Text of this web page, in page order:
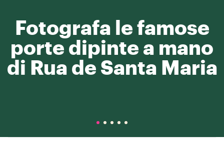
Fotografa le famose
porte dipinte a mano
di Rua de Santa Maria